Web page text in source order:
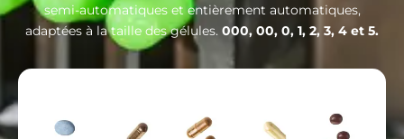
semi-automatiques et entièrement automatiques,
adaptées à la taille des gélules. 000, 00, 0, 1, 2, 3, 4 et 5.